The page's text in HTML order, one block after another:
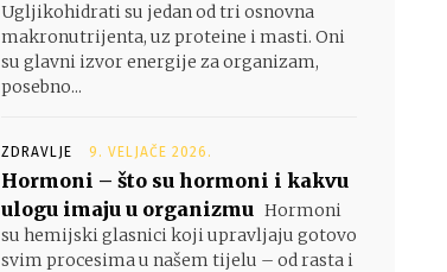
Ugljikohidrati su jedan od tri osnovna
makronutrijenta, uz proteine i masti. Oni
su glavni izvor energije za organizam,
posebno...
ZDRAVLJE 9. VELJAČE 2026.
Hormoni – što su hormoni i kakvu
ulogu imaju u organizmu Hormoni
su hemijski glasnici koji upravljaju gotovo
svim procesima u našem tijelu – od rasta i